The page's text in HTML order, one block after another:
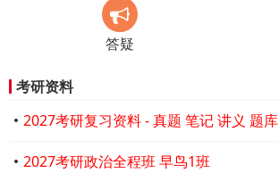
答疑
考研资料
2027考研复习资料 - 真题 笔记 讲义 题库
2027考研政治全程班 早鸟1班